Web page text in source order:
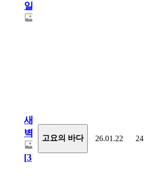
일
새
벽
[3]
고요의 바다 26.01.22 24